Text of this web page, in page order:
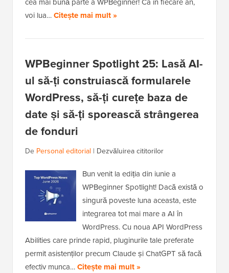
voi lua…Citește mai mult »
WPBeginner Spotlight 25: Lasă AI-
ul să-ți construiască formularele
WordPress, să-ți curețe baza de
date și să-ți sporească strângerea
de fonduri
De Personal editorial | Dezvăluirea cititorilor
Bun venit la ediția din iunie a
WPBeginner Spotlight! Dacă există o
singură poveste luna aceasta, este
integrarea tot mai mare a AI în
WordPress. Cu noua API WordPress
Abilities care prinde rapid, pluginurile tale preferate
permit asistenților precum Claude și ChatGPT să facă
efectiv munca…Citește mai mult »